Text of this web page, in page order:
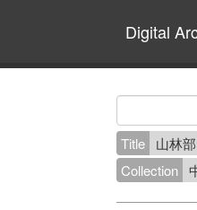
Digital
Title
山林
Collection